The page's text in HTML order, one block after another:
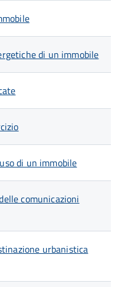
di un immobile
di un immobile
comunicazioni
urbanistica